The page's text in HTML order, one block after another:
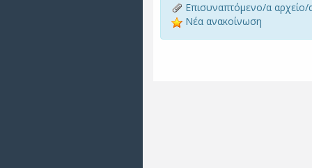
Επισυναπτόμενο/α αρχείο/
Νέα ανακοίνωση